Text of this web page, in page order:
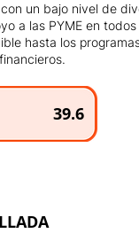
un bajo nivel de
a las PYME en
hasta los
39.6